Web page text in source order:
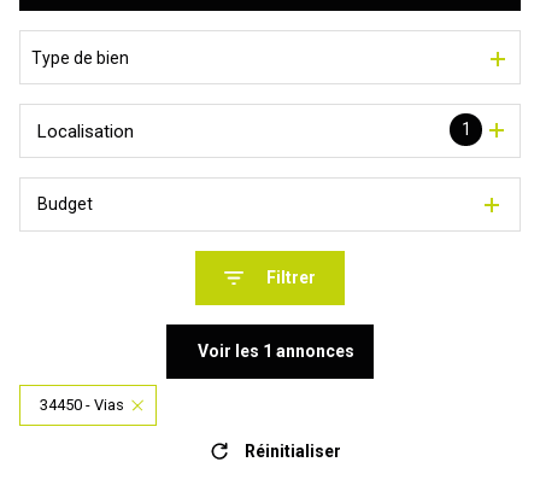
De l'immo pro
Type de bien
1
Localisation
Budget
Filtrer
Voir les 1 annonces
34450 - Vias
Réinitialiser